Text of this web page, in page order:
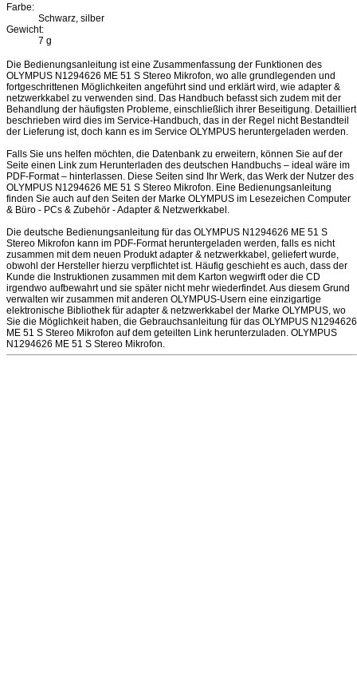
Farbe:
Schwarz, silber
Gewicht:
7 g
Die Bedienungsanleitung ist eine Zusammenfassung der Funktionen des
OLYMPUS N1294626 ME 51 S Stereo Mikrofon, wo alle grundlegenden und
fortgeschrittenen Möglichkeiten angeführt sind und erklärt wird, wie adapter &
netzwerkkabel zu verwenden sind. Das Handbuch befasst sich zudem mit der
Behandlung der häufigsten Probleme, einschließlich ihrer Beseitigung. Detailliert
beschrieben wird dies im Service-Handbuch, das in der Regel nicht Bestandteil
der Lieferung ist, doch kann es im Service OLYMPUS heruntergeladen werden.
Falls Sie uns helfen möchten, die Datenbank zu erweitern, können Sie auf der
Seite einen Link zum Herunterladen des deutschen Handbuchs – ideal wäre im
PDF-Format – hinterlassen. Diese Seiten sind Ihr Werk, das Werk der Nutzer des
OLYMPUS N1294626 ME 51 S Stereo Mikrofon. Eine Bedienungsanleitung
finden Sie auch auf den Seiten der Marke OLYMPUS im Lesezeichen Computer
& Büro - PCs & Zubehör - Adapter & Netzwerkkabel.
Die deutsche Bedienungsanleitung für das OLYMPUS N1294626 ME 51 S
Stereo Mikrofon kann im PDF-Format heruntergeladen werden, falls es nicht
zusammen mit dem neuen Produkt adapter & netzwerkkabel, geliefert wurde,
obwohl der Hersteller hierzu verpflichtet ist. Häufig geschieht es auch, dass der
Kunde die Instruktionen zusammen mit dem Karton wegwirft oder die CD
irgendwo aufbewahrt und sie später nicht mehr wiederfindet. Aus diesem Grund
verwalten wir zusammen mit anderen OLYMPUS-Usern eine einzigartige
elektronische Bibliothek für adapter & netzwerkkabel der Marke OLYMPUS, wo
Sie die Möglichkeit haben, die Gebrauchsanleitung für das OLYMPUS N1294626
ME 51 S Stereo Mikrofon auf dem geteilten Link herunterzuladen. OLYMPUS
N1294626 ME 51 S Stereo Mikrofon.